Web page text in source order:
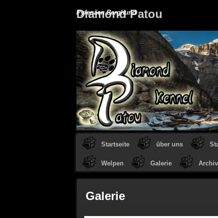
Diamond Patou
Pyrenäen Berghund
Startseite über uns
Welpen Galerie Archiv
Galerie